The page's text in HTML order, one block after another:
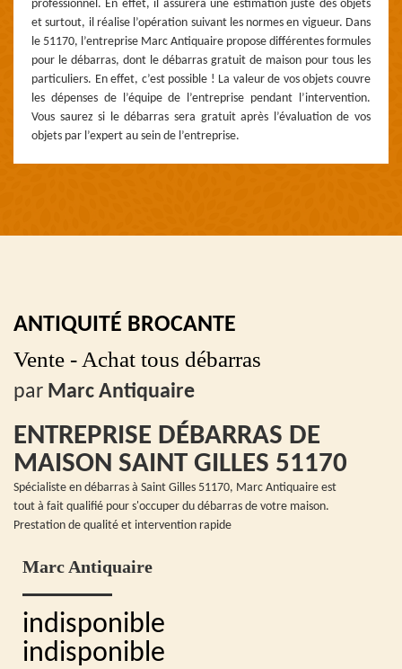
professionnel. En effet, il assurera une estimation juste des objets
et surtout, il réalise l’opération suivant les normes en vigueur. Dans
le 51170, l’entreprise Marc Antiquaire propose différentes formules
pour le débarras, dont le débarras gratuit de maison pour tous les
particuliers. En effet, c’est possible ! La valeur de vos objets couvre
les dépenses de l’équipe de l’entreprise pendant l’intervention.
Vous saurez si le débarras sera gratuit après l’évaluation de vos
objets par l’expert au sein de l’entreprise.
ANTIQUITÉ BROCANTE
Vente - Achat tous débarras
par Marc Antiquaire
ENTREPRISE DÉBARRAS DE
MAISON SAINT GILLES 51170
Spécialiste en débarras à Saint Gilles 51170, Marc Antiquaire est
tout à fait qualifié pour s'occuper du débarras de votre maison.
Prestation de qualité et intervention rapide
Marc Antiquaire
indisponible
indisponible